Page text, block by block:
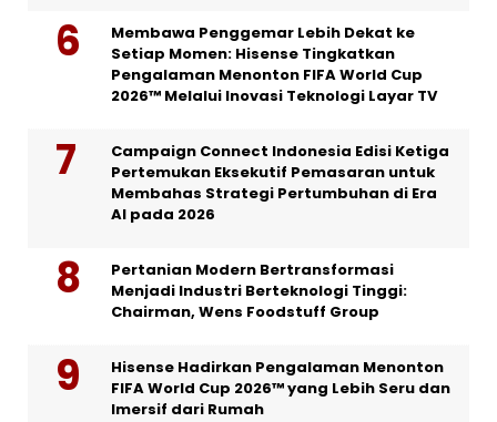
Membawa Penggemar Lebih Dekat ke
Setiap Momen: Hisense Tingkatkan
Pengalaman Menonton FIFA World Cup
2026™ Melalui Inovasi Teknologi Layar TV
Campaign Connect Indonesia Edisi Ketiga
Pertemukan Eksekutif Pemasaran untuk
Membahas Strategi Pertumbuhan di Era
AI pada 2026
Pertanian Modern Bertransformasi
Menjadi Industri Berteknologi Tinggi:
Chairman, Wens Foodstuff Group
Hisense Hadirkan Pengalaman Menonton
FIFA World Cup 2026™ yang Lebih Seru dan
Imersif dari Rumah